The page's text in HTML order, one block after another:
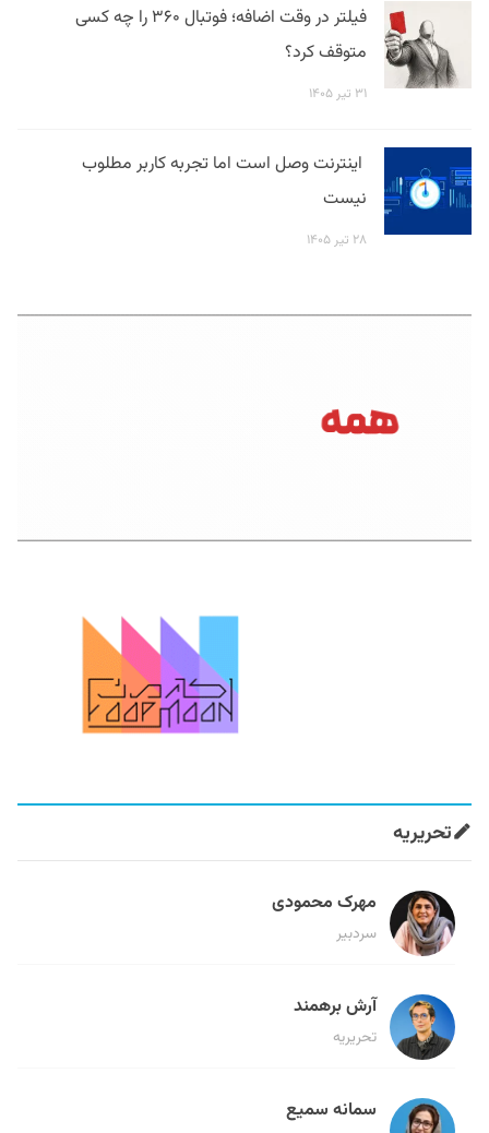
فیلتر در وقت اضافه؛ فوتبال ۳۶۰ را چه کسی
متوقف کرد؟
۳۱ تیر ۱۴۰۵
اینترنت وصل است اما تجربه کاربر مطلوب
نیست
۲۸ تیر ۱۴۰۵
تحریریه
مهرک محمودی
سردبیر
آرش برهمند
تحریریه
سمانه سمیع